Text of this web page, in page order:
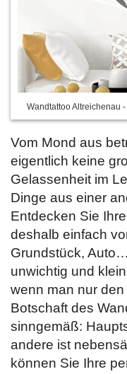
Wandtattoo Altreichenau
Vom Mond aus
eigentlich keine
Gelassenheit im
Dinge aus einer
Entdecken Sie
deshalb einfach
Grundstück,
unwichtig und
wenn man nur
Botschaft des
sinngemäß:
andere ist
können Sie Ihre